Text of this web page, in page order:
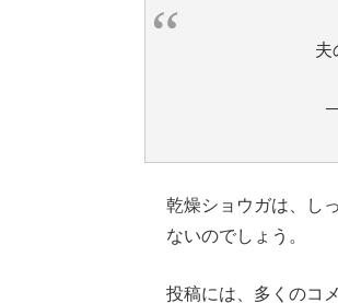
夫
乾燥ショウガは、し
ないのでしょう。
投稿には、多くのコ